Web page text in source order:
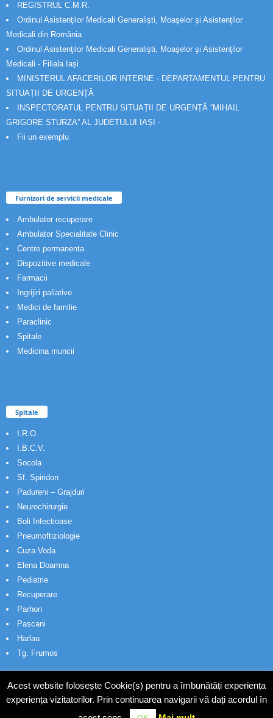
REGISTRUL C.M.R.
Ordinul Asistenţilor Medicali Generalişti, Moaşelor şi Asistenţilor
Medicali din România
Ordinul Asistenţilor Medicali Generalişti, Moaşelor şi Asistenţilor
Medicali - Filiala Iași
MINISTERUL AFACERILOR INTERNE - DEPARTAMENTUL PENTRU
SITUAȚII DE URGENȚĂ
INSPECTORATUL PENTRU SITUAȚII DE URGENȚĂ “MIHAIL
GRIGORE STURZA” AL JUDETULUI IAȘI -
Fii un exemplu
Furnizori de servicii medicale
Ambulator recuperare
Ambulator Specialitate Clinic
Centre permanenta
Dispozitive medicale
Farmacii
Ingrijiri paliative
Medici de familie
Paraclinic
Spitale
Medicina muncii
Spitale
I.R.O.
I.B.C.V.
Socola
Sf. Spiridon
Padureni – Grajduri
Neurochirurgie
Boli Infectioase
Pneumoftiziologie
Cuza Voda
Elena Doamna
Pediatrie
Recuperare
Parhon
Pascani
Harlau
Tg. Frumos
Acest website folosește Cookie(s) pentru a îmbunătăți experiența
experiența vizitatorilor. Prin continuarea navigarii vă dați acordul în